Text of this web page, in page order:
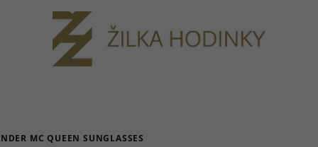
MC QUEEN SUNGLASSES